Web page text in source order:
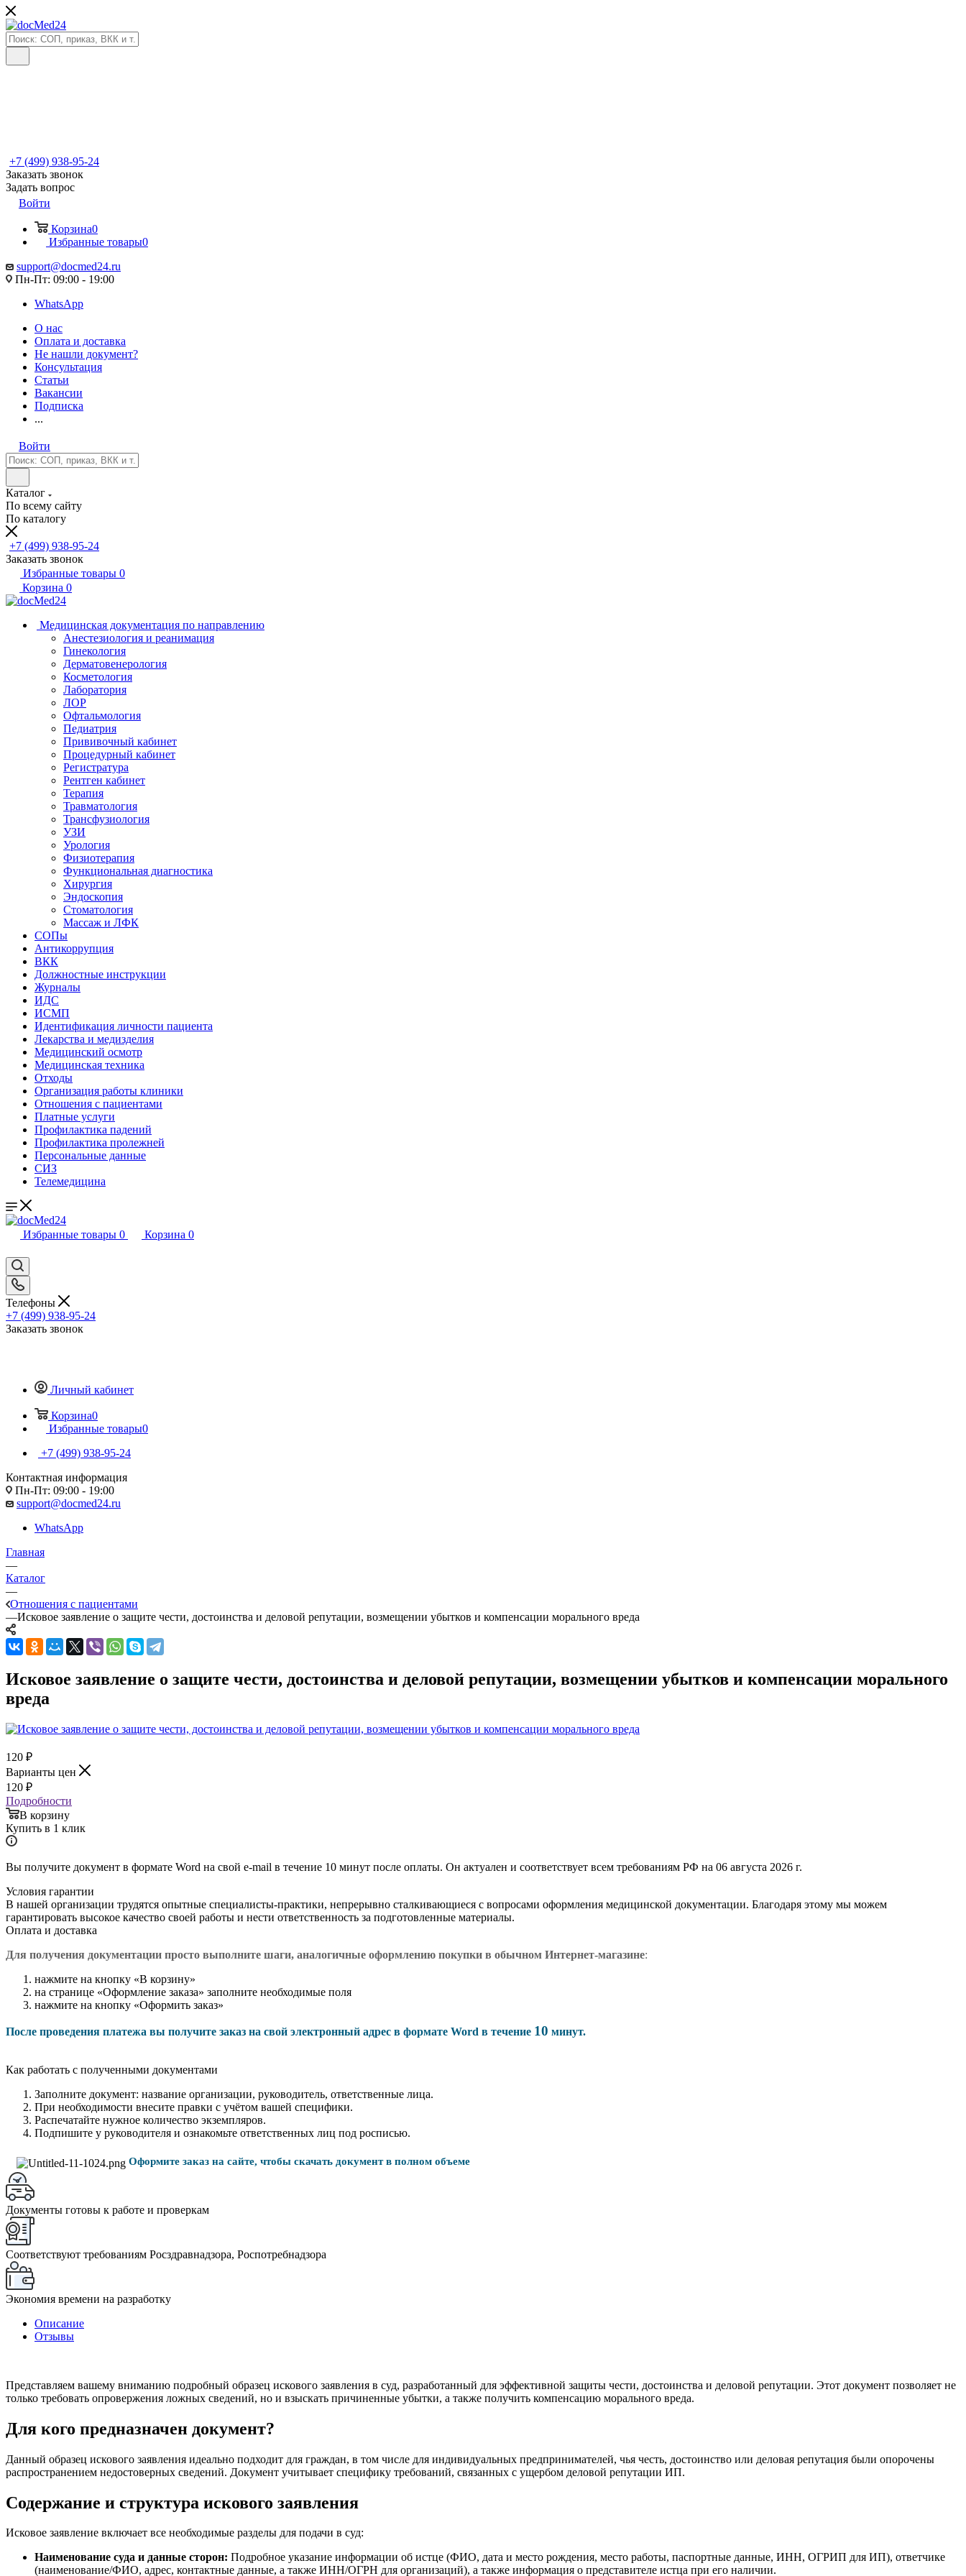
+7 (499) 938-95-24
Заказать звонок
Задать вопрос
Войти
Корзина0
Избранные товары0
support@docmed24.ru
Пн-Пт: 09:00 - 19:00
WhatsApp
О нас
Оплата и доставка
Не нашли документ?
Консультация
Статьи
Вакансии
Подписка
...
Войти
Каталог
По всему сайту
По каталогу
+7 (499) 938-95-24
Заказать звонок
Избранные товары 0
Корзина 0
Медицинская документация по направлению
Анестезиология и реанимация
Гинекология
Дерматовенерология
Косметология
Лаборатория
ЛОР
Офтальмология
Педиатрия
Прививочный кабинет
Процедурный кабинет
Регистратура
Рентген кабинет
Терапия
Травматология
Трансфузиология
УЗИ
Урология
Физиотерапия
Функциональная диагностика
Хирургия
Эндоскопия
Стоматология
Массаж и ЛФК
СОПы
Антикоррупция
ВКК
Должностные инструкции
Журналы
ИДС
ИСМП
Идентификация личности пациента
Лекарства и медизделия
Медицинский осмотр
Медицинская техника
Отходы
Организация работы клиники
Отношения с пациентами
Платные услуги
Профилактика падений
Профилактика пролежней
Персональные данные
СИЗ
Телемедицина
Избранные товары 0 Корзина 0
Телефоны
+7 (499) 938-95-24
Заказать звонок
Личный кабинет
Корзина0
Избранные товары0
+7 (499) 938-95-24
Контактная информация
Пн-Пт: 09:00 - 19:00
support@docmed24.ru
WhatsApp
Главная
—
Каталог
—
Отношения с пациентами
—Исковое заявление о защите чести, достоинства и деловой репутации, возмещении убытков и компенсации морального вреда
Исковое заявление о защите чести, достоинства и деловой репутации, возмещении убытков и компенсации морального
вреда
120 ₽
Варианты цен
120 ₽
Подробности
В корзину
Купить в 1 клик
Вы получите документ в формате Word на свой e-mail в течение 10 минут после оплаты. Он актуален и соответствует всем требованиям РФ на 06 августа 2026 г.
Условия гарантии
В нашей организации трудятся опытные специалисты-практики, непрерывно сталкивающиеся с вопросами оформления медицинской документации. Благодаря этому мы можем
гарантировать высокое качество своей работы и нести ответственность за подготовленные материалы.
Оплата и доставка
Для получения документации просто выполните шаги, аналогичные оформлению покупки в обычном Интернет-магазине:
нажмите на кнопку «В корзину»
на странице «Оформление заказа» заполните необходимые поля
нажмите на кнопку «Оформить заказ»
После проведения платежа вы получите заказ на свой электронный адрес в формате Word в течение 10 минут.
Как работать с полученными документами
Заполните документ: название организации, руководитель, ответственные лица.
При необходимости внесите правки с учётом вашей специфики.
Распечатайте нужное количество экземпляров.
Подпишите у руководителя и ознакомьте ответственных лиц под росписью.
Оформите заказ на сайте, чтобы скачать документ в полном объеме
Документы готовы к работе и проверкам
Соответствуют требованиям Росздравнадзора, Роспотребнадзора
Экономия времени на разработку
Описание
Отзывы
Представляем вашему вниманию подробный образец искового заявления в суд, разработанный для эффективной защиты чести, достоинства и деловой репутации. Этот документ позволяет не
только требовать опровержения ложных сведений, но и взыскать причиненные убытки, а также получить компенсацию морального вреда.
Для кого предназначен документ?
Данный образец искового заявления идеально подходит для граждан, в том числе для индивидуальных предпринимателей, чья честь, достоинство или деловая репутация были опорочены
распространением недостоверных сведений. Документ учитывает специфику требований, связанных с ущербом деловой репутации ИП.
Содержание и структура искового заявления
Исковое заявление включает все необходимые разделы для подачи в суд:
Наименование суда и данные сторон: Подробное указание информации об истце (ФИО, дата и место рождения, место работы, паспортные данные, ИНН, ОГРИП для ИП), ответчике
(наименование/ФИО, адрес, контактные данные, а также ИНН/ОГРН для организаций), а также информация о представителе истца при его наличии.